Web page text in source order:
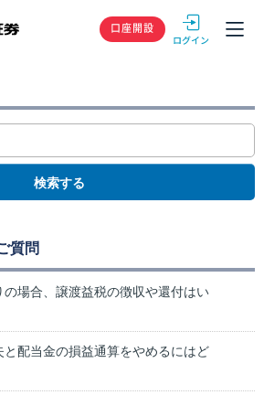
GMOクリック
口座開設
検索する
質問
場合、譲渡益税の徴収や還付はい
配当金の損益通算をやめるにはど